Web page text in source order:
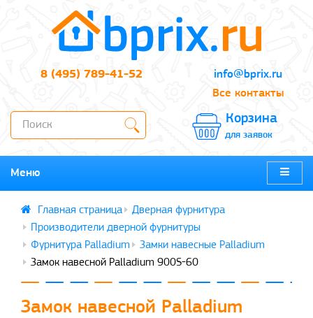
8 (495) 789-41-52
info@bprix.ru
Все контакты
Корзина
для заявок
Меню
Дверная фурнитура
Производители дверной фурнитуры
Фурнитура Palladium
Замки навесные Palladium
Замок навесной Palladium 900S-60
Замок навесной Palladium